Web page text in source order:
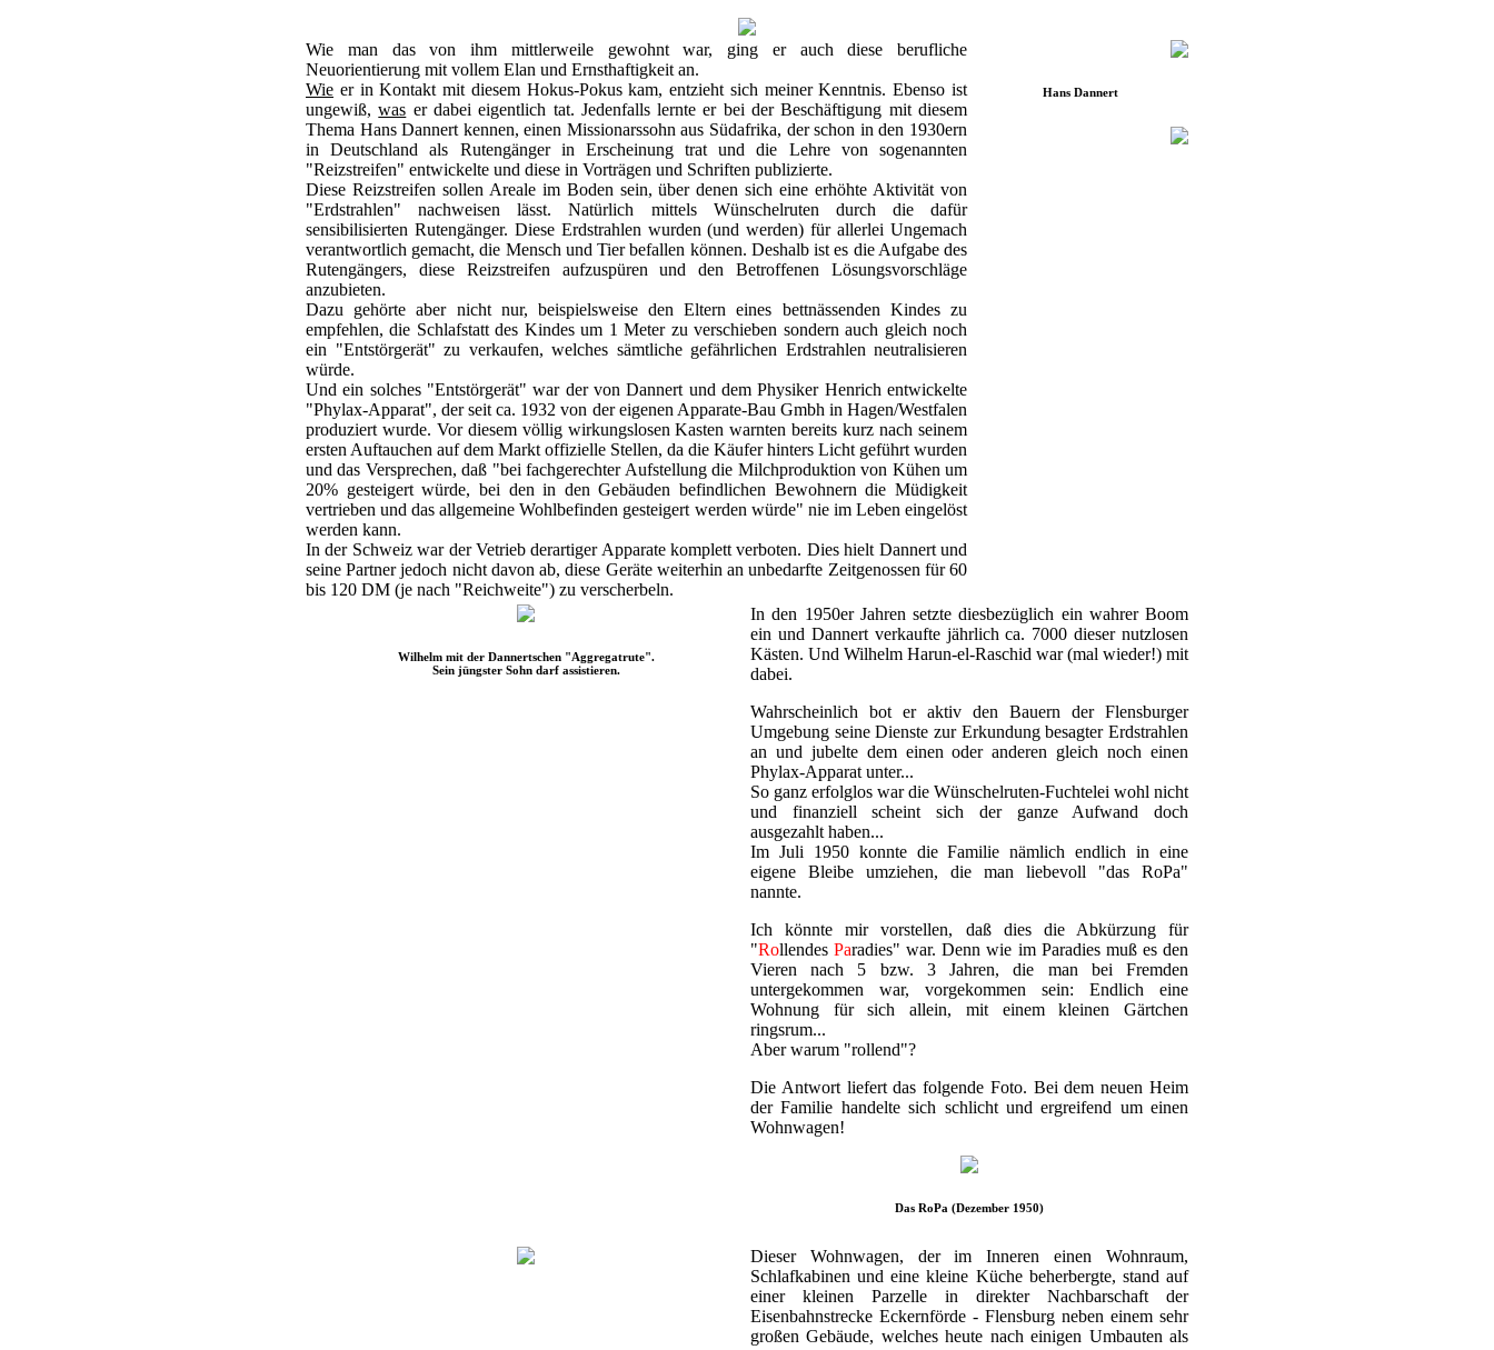
Wie man das von ihm mittlerweile gewohnt war, ging er auch diese berufliche
Neuorientierung mit vollem Elan und Ernsthaftigkeit an.
Wie er in Kontakt mit diesem Hokus-Pokus kam, entzieht sich meiner Kenntnis. Ebenso ist
ungewiß,was er dabei eigentlich tat. Jedenfalls lernte er bei der Beschäftigung mit diesem
Thema Hans Dannert kennen, einen Missionarssohn aus Südafrika, der schon in den 1930ern
in Deutschland als Rutengänger in Erscheinung trat und die Lehre von sogenannten
"Reizstreifen" entwickelte und diese in Vorträgen und Schriften publizierte.
Diese Reizstreifen sollen Areale im Boden sein, über denen sich eine erhöhte Aktivität von
"Erdstrahlen" nachweisen lässt. Natürlich mittels Wünschelruten durch die dafür
sensibilisierten Rutengänger. Diese Erdstrahlen wurden (und werden) für allerlei Ungemach
verantwortlich gemacht, die Mensch und Tier befallen können. Deshalb ist es die Aufgabe des
Rutengängers, diese Reizstreifen aufzuspüren und den Betroffenen Lösungsvorschläge
anzubieten.
Dazu gehörte aber nicht nur, beispielsweise den Eltern eines bettnässenden Kindes zu
empfehlen, die Schlafstatt des Kindes um 1 Meter zu verschieben sondern auch gleich noch
ein "Entstörgerät" zu verkaufen, welches sämtliche gefährlichen Erdstrahlen neutralisieren
würde.
Und ein solches "Entstörgerät" war der von Dannert und dem Physiker Henrich entwickelte
"Phylax-Apparat", der seit ca. 1932 von der eigenen Apparate-Bau Gmbh in Hagen/Westfalen
produziert wurde. Vor diesem völlig wirkungslosen Kasten warnten bereits kurz nach seinem
ersten Auftauchen auf dem Markt offizielle Stellen, da die Käufer hinters Licht geführt wurden
und das Versprechen, daß "bei fachgerechter Aufstellung die Milchproduktion von Kühen um
20% gesteigert würde, bei den in den Gebäuden befindlichen Bewohnern die Müdigkeit
vertrieben und das allgemeine Wohlbefinden gesteigert werden würde" nie im Leben eingelöst
werden kann.
In der Schweiz war der Vetrieb derartiger Apparate komplett verboten. Dies hielt Dannert und
seine Partner jedoch nicht davon ab, diese Geräte weiterhin an unbedarfte Zeitgenossen für 60
bis 120 DM (je nach "Reichweite") zu verscherbeln.
Hans Dannert
Wilhelm mit der Dannertschen "Aggregatrute".
Sein jüngster Sohn darf assistieren.
In den 1950er Jahren setzte diesbezüglich ein wahrer Boom
ein und Dannert verkaufte jährlich ca. 7000 dieser nutzlosen
Kästen. Und Wilhelm Harun-el-Raschid war (mal wieder!) mit
dabei.
Wahrscheinlich bot er aktiv den Bauern der Flensburger
Umgebung seine Dienste zur Erkundung besagter Erdstrahlen
an und jubelte dem einen oder anderen gleich noch einen
Phylax-Apparat unter...
So ganz erfolglos war die Wünschelruten-Fuchtelei wohl nicht
und finanziell scheint sich der ganze Aufwand doch
ausgezahlt haben...
Im Juli 1950 konnte die Familie nämlich endlich in eine
eigene Bleibe umziehen, die man liebevoll "das RoPa"
nannte.
Ich könnte mir vorstellen, daß dies die Abkürzung für
"RollendesParadies" war. Denn wie im Paradies muß es den
Vieren nach 5 bzw. 3 Jahren, die man bei Fremden
untergekommen war, vorgekommen sein: Endlich eine
Wohnung für sich allein, mit einem kleinen Gärtchen
ringsrum...
Aber warum "rollend"?
Die Antwort liefert das folgende Foto. Bei dem neuen Heim
der Familie handelte sich schlicht und ergreifend um einen
Wohnwagen!
Das RoPa (Dezember 1950)
Dieser Wohnwagen, der im Inneren einen Wohnraum,
Schlafkabinen und eine kleine Küche beherbergte, stand auf
einer kleinen Parzelle in direkter Nachbarschaft der
Eisenbahnstrecke Eckernförde - Flensburg neben einem sehr
großen Gebäude, welches heute nach einigen Umbauten als